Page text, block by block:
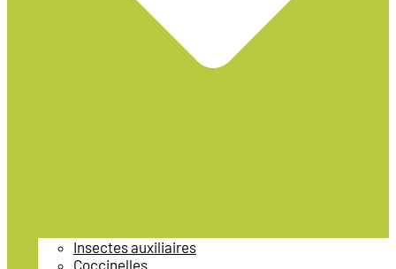
Insectes auxiliaires
Coccinelles